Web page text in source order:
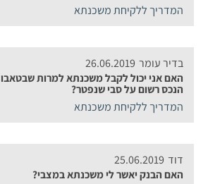
המדריך ללקיחת משכנתא
בדיר עומר 26.06.2019
האם אני יכול לקבל משכנתא למרות שבטאבו
הנכס רשום על סבי שנפטר?
המדריך ללקיחת משכנתא
דוד 25.06.2019
האם הבנק יאשר לי משכנתא במצבי?